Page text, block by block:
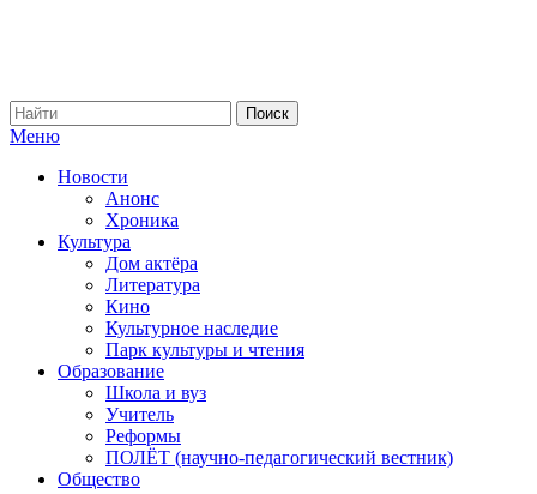
Меню
Новости
Анонс
Хроника
Культура
Дом актёра
Литература
Кино
Культурное наследие
Парк культуры и чтения
Образование
Школа и вуз
Учитель
Реформы
ПОЛЁТ (научно-педагогический вестник)
Общество